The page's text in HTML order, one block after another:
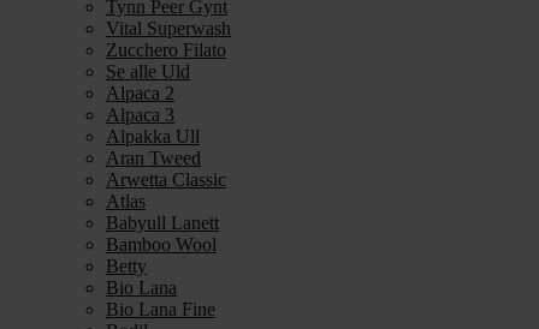
Tynn Peer Gynt
Vital Superwash
Zucchero Filato
Se alle Uld
Alpaca 2
Alpaca 3
Alpakka Ull
Aran Tweed
Arwetta Classic
Atlas
Babyull Lanett
Bamboo Wool
Betty
Bio Lana
Bio Lana Fine